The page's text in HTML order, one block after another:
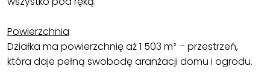
Powierzchnia
Działka ma powierzchnię aż 1 503 m² – przestrzeń,
która daje pełną swobodę aranżacji domu i ogrodu.